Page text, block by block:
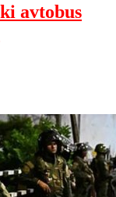
avtobus